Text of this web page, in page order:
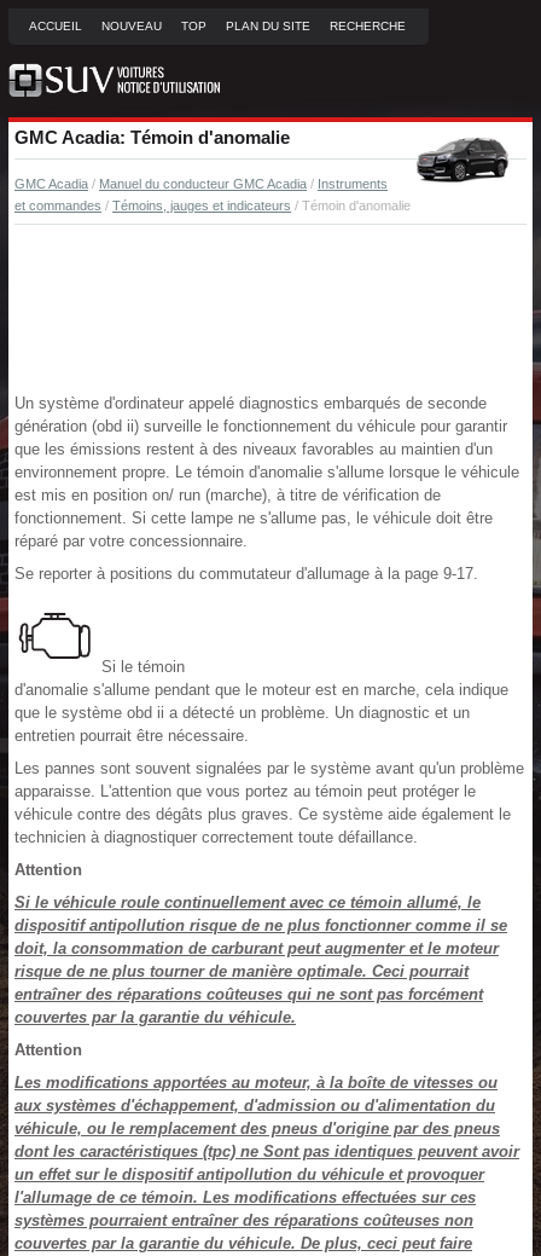
ACCUEIL NOUVEAU TOP PLAN DU SITE RECHERCHE
GMC Acadia: Témoin d'anomalie
GMC Acadia / Manuel du conducteur GMC Acadia / Instruments
et commandes / Témoins, jauges et indicateurs / Témoin d'anomalie
Un système d'ordinateur appelé diagnostics embarqués de seconde
génération (obd ii) surveille le fonctionnement du véhicule pour garantir
que les émissions restent à des niveaux favorables au maintien d'un
environnement propre. Le témoin d'anomalie s'allume lorsque le véhicule
est mis en position on/ run (marche), à titre de vérification de
fonctionnement. Si cette lampe ne s'allume pas, le véhicule doit être
réparé par votre concessionnaire.
Se reporter à positions du commutateur d'allumage à la page 9-17.
Si le témoin
d'anomalie s'allume pendant que le moteur est en marche, cela indique
que le système obd ii a détecté un problème. Un diagnostic et un
entretien pourrait être nécessaire.
Les pannes sont souvent signalées par le système avant qu'un problème
apparaisse. L'attention que vous portez au témoin peut protéger le
véhicule contre des dégâts plus graves. Ce système aide également le
technicien à diagnostiquer correctement toute défaillance.
Attention
Si le véhicule roule continuellement avec ce témoin allumé, le
dispositif antipollution risque de ne plus fonctionner comme il se
doit, la consommation de carburant peut augmenter et le moteur
risque de ne plus tourner de manière optimale. Ceci pourrait
entraîner des réparations coûteuses qui ne sont pas forcément
couvertes par la garantie du véhicule.
Attention
Les modifications apportées au moteur, à la boîte de vitesses ou
aux systèmes d'échappement, d'admission ou d'alimentation du
véhicule, ou le remplacement des pneus d'origine par des pneus
dont les caractéristiques (tpc) ne Sont pas identiques peuvent avoir
un effet sur le dispositif antipollution du véhicule et provoquer
l'allumage de ce témoin. Les modifications effectuées sur ces
systèmes pourraient entraîner des réparations coûteuses non
couvertes par la garantie du véhicule. De plus, ceci peut faire